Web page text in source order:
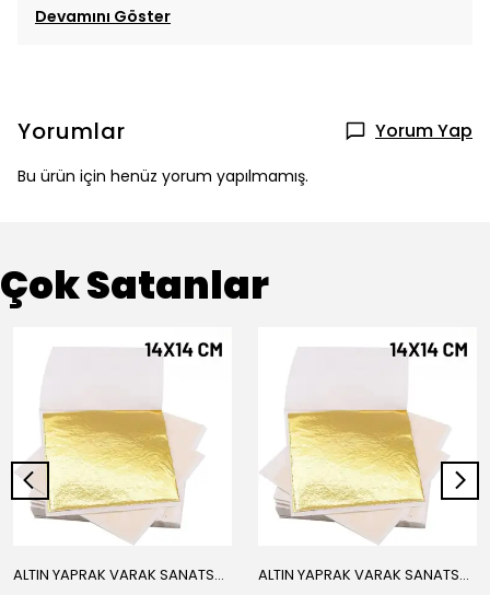
Devamını Göster
Yorumlar Yorum Yap
Bu ürün için henüz yorum yapılmamış.
Çok Satanlar
ALTIN YAPRAK VARAK SANATSAL BÜYÜK BOY FOLYO EPOKSİ REÇİNE NAİL ART 16 ADET 14X14 CM ALTIN RENK ALTIN YAPRAK VARAK SANATSAL BÜYÜK BOY FOLYO EPOKSİ REÇİNE NAİL ART 8 ADET ALTIN RENK 14X14 CM